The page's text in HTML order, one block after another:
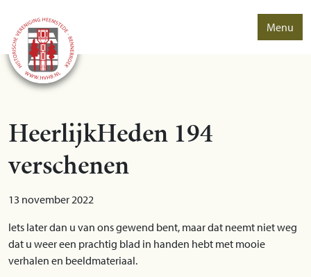
Menu
HeerlijkHeden 194
verschenen
13 november 2022
Iets later dan u van ons gewend bent, maar dat neemt niet weg
dat u weer een prachtig blad in handen hebt met mooie
verhalen en beeldmateriaal.